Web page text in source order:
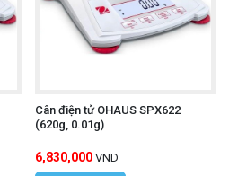
Cân điện tử OHAUS SPX622
(620g, 0.01g)
6,830,000 VND